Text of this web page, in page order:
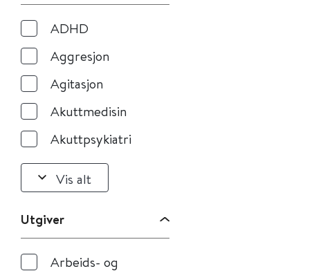
ADHD
Aggresjon
Agitasjon
Akuttmedisin
Akuttpsykiatri
Vis alt
Utgiver
Arbeids- og